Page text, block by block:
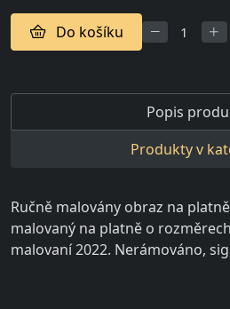
Do košíku
Popis
Produkty v
Ručně malovány obraz na
malovaný na platně o
malovaní 2022. Nerámováno,